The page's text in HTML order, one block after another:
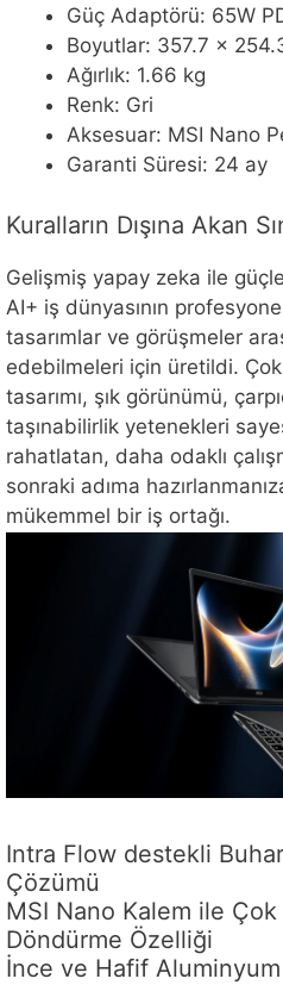
Güç Adaptörü: 65W
Boyutlar: 357.7 x
Ağırlık: 1.66 kg
Renk: Gri
Aksesuar: MSI Nano
Garanti Süresi: 24 ay
Kuralların Dışına Akan
Gelişmiş yapay zeka ile
AI+ iş dünyasının
tasarımlar ve görüşmeler
edebilmeleri için üretildi.
tasarımı, şık görünümü,
taşınabilirlik yetenekleri
rahatlatan, daha odaklı
sonraki adıma
mükemmel bir iş ortağı.
Intra Flow destekli
Çözümü
MSI Nano Kalem ile
Döndürme Özelliği
İnce ve Hafif Aluminyum